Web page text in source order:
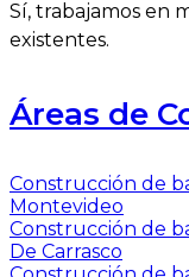
Sí, trabajamos en
existentes.
Áreas de
Construcción de
Montevideo
Construcción de
De Carrasco